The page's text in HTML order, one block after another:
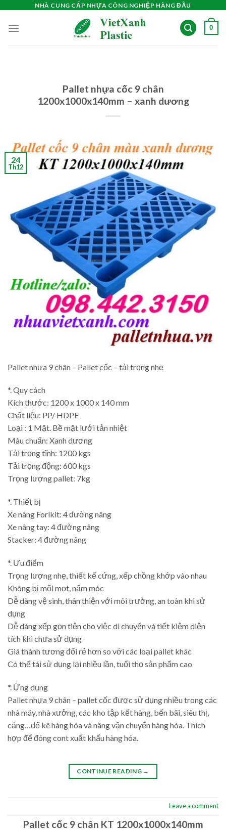
content
NHÀ CUNG CẤP NHỰA CÔNG NGHIỆP HÀNG ĐẦU
0
Pallet nhựa cốc 9 chân
1200x1000x140mm – xanh dương
24
Th12
Pallet nhựa 9 chân – Pallet cốc – tải trọng nhẹ
*. Quy cách
Kích thước: 1200 x 1000 x 140 mm
Chất liệu: PP/ HDPE
Loại : 1 Mặt. Bề mặt lưới tản nhiệt
Màu chuẩn: Xanh dương
Tải trọng tĩnh: 1200 kgs
Tải trọng động: 600 kgs
Trọng lượng pallet: 7kg
*. Thiết bị
Xe nâng Forlkit: 4 đường nâng
Xe nâng tay: 4 đường nâng
Stacker: 4 đường nâng
*. Ưu điểm
Trọng lượng nhẹ, thiết kế cứng, xếp chồng khớp vào nhau
Không bị mối mọt, nấm móc
Dễ dàng vệ sinh, thân thiện với môi trường, an toàn khi sử
dụng
Dễ dàng xếp gọn tiện cho việc di chuyển và tiết kiệm diện
tích khi chưa sử dụng
Giá thành tương đối rẻ hơn so với các loại pallet khác
Có thể tái sử dụng lại nhiều lần, tuổi thọ sản phẩm cao
*. Ứng dụng
Pallet nhựa 9 chân – pallet cốc được sử dụng nhiều trong các
nhà máy, nhà xưởng, các kho tập kết hàng, bến bãi, siêu thị,
cảng…để kê hàng hóa và nâng vận chuyển hàng hóa. Thích
hợp để đóng cont xuất khẩu hàng hóa.
CONTINUE READING →
Leave a comment
Pallet cốc 9 chân KT 1200x1000x140mm